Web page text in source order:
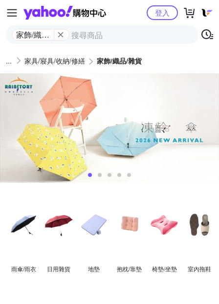
Yahoo購物中心
家飾/織品/
登入
家具/寢具/收納/修繕 家飾/織品/雜貨
雨傘/雨衣 日用雜貨 地墊 抱枕/靠墊 椅墊/坐墊 室內拖鞋